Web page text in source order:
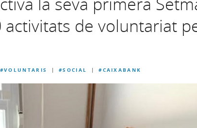
de voluntariat
#VOLUNTARIS |#SOCIAL |#CAIXABANK